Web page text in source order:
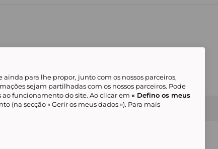
os meus cookies
Condições Gerais
para lhe propor, junto com os nossos parceiros,
sejam partilhadas com os nossos parceiros. Pode
ao funcionamento do site. Ao clicar em « Defino os meus
(na secção « Gerir os meus dados »). Para mais